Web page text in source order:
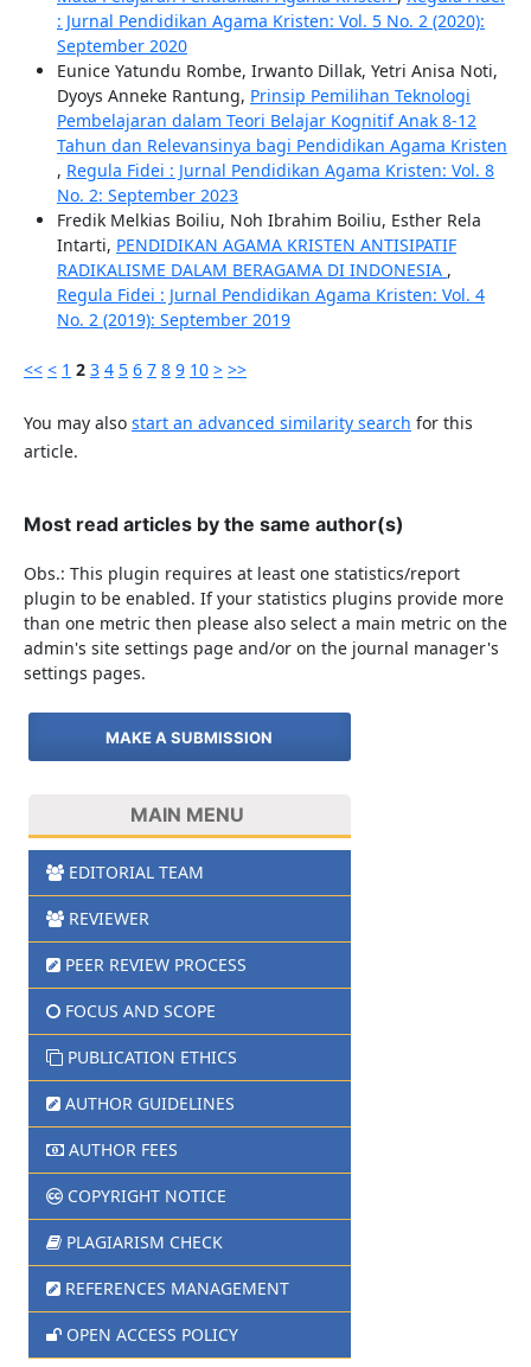
: Jurnal Pendidikan Agama Kristen: Vol. 5 No. 2 (2020):
September 2020
Eunice Yatundu Rombe, Irwanto Dillak, Yetri Anisa Noti,
Dyoys Anneke Rantung, Prinsip Pemilihan Teknologi
Pembelajaran dalam Teori Belajar Kognitif Anak 8-12
Tahun dan Relevansinya bagi Pendidikan Agama Kristen
, Regula Fidei : Jurnal Pendidikan Agama Kristen: Vol. 8
No. 2: September 2023
Fredik Melkias Boiliu, Noh Ibrahim Boiliu, Esther Rela
Intarti, PENDIDIKAN AGAMA KRISTEN ANTISIPATIF
RADIKALISME DALAM BERAGAMA DI INDONESIA ,
Regula Fidei : Jurnal Pendidikan Agama Kristen: Vol. 4
No. 2 (2019): September 2019
<< < 1 2 3 4 5 6 7 8 9 10 > >>
You may also start an advanced similarity search for this
article.
Most read articles by the same author(s)
Obs.: This plugin requires at least one statistics/report
plugin to be enabled. If your statistics plugins provide more
than one metric then please also select a main metric on the
admin's site settings page and/or on the journal manager's
settings pages.
MAKE A SUBMISSION
MAIN MENU
EDITORIAL TEAM
REVIEWER
PEER REVIEW PROCESS
FOCUS AND SCOPE
PUBLICATION ETHICS
AUTHOR GUIDELINES
AUTHOR FEES
COPYRIGHT NOTICE
PLAGIARISM CHECK
REFERENCES MANAGEMENT
OPEN ACCESS POLICY